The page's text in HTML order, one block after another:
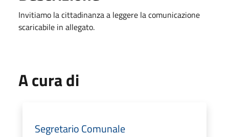
Invitiamo la cittadinanza a leggere la comunicazione
scaricabile in allegato.
A cura di
Segretario Comunale